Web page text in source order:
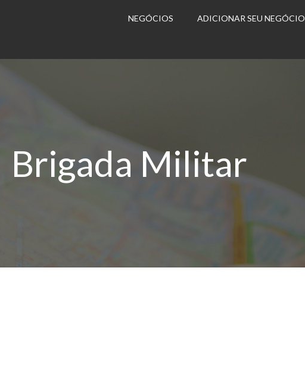
NEGÓCIOS ADICIONAR SEU NEGÓCIO
Brigada Militar